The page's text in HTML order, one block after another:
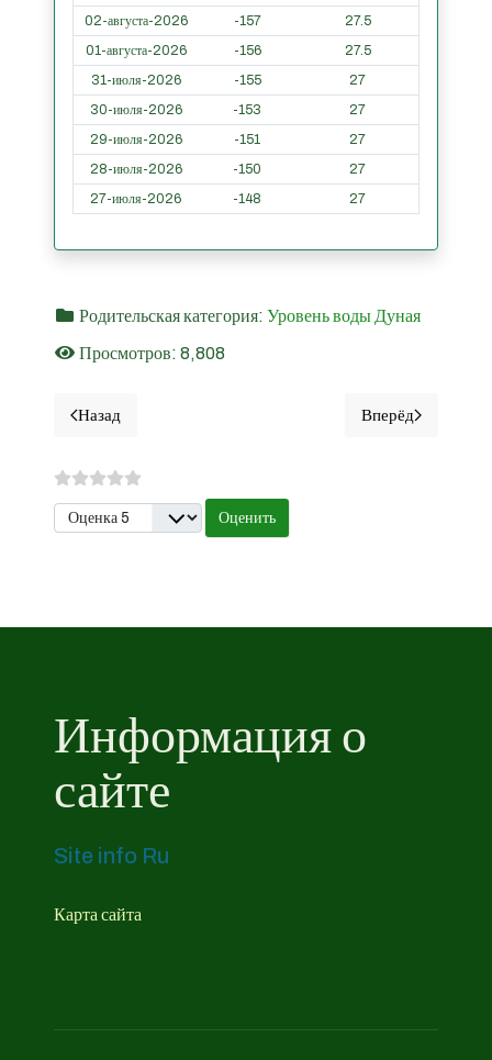
02-августа-2026
-157
27.5
01-августа-2026
-156
27.5
31-июля-2026
-155
27
30-июля-2026
-153
27
29-июля-2026
-151
27
28-июля-2026
-150
27
27-июля-2026
-148 27
Родительская категория: Уровень воды Дуная
Просмотров: 8,808
Предыдущий материал: Зимнича - Уровни воды Дуная
Назад
Следующий
Вперёд
Пожалуйста, оцените
Информация о
сайте
Site info Ru
Карта сайта